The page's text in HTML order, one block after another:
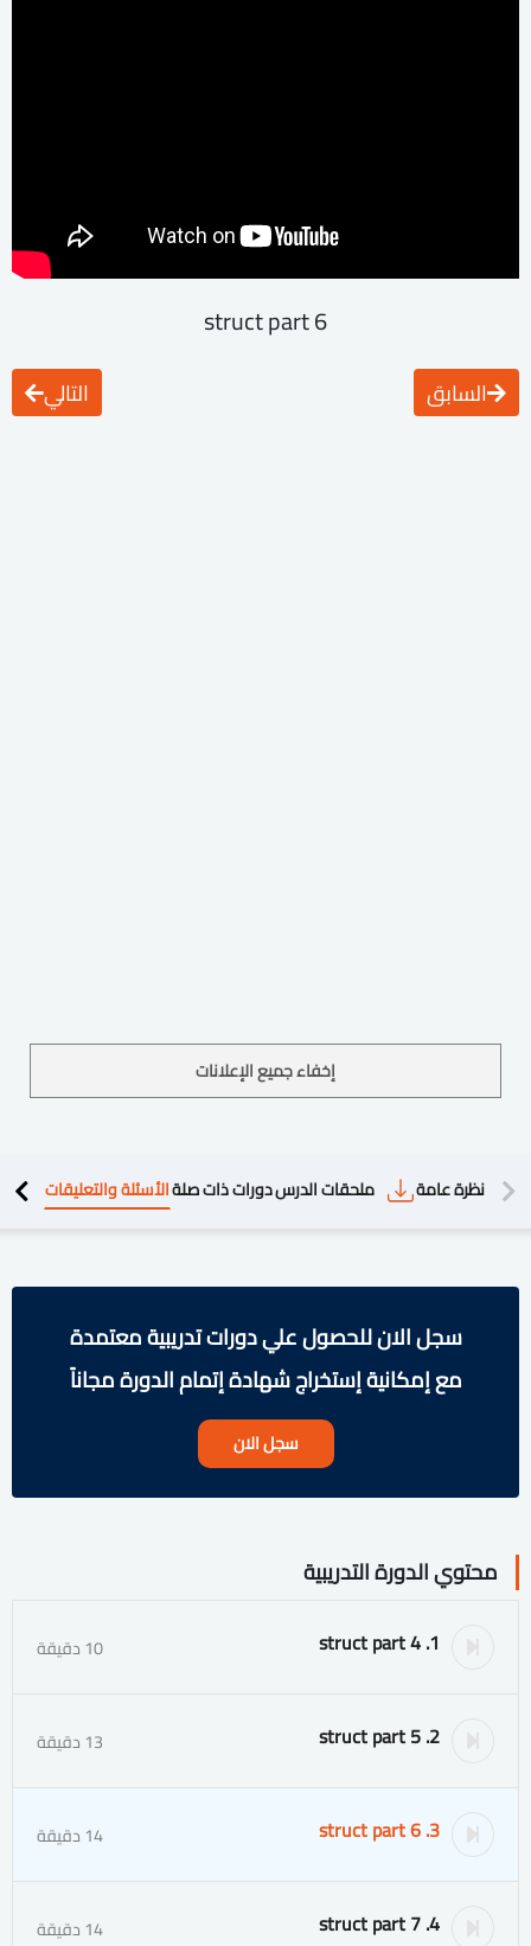
struct part 6
السابق التالي
إخفاء جميع الإعلانات
نظرة عامة ملحقات الدرسدورات ذات صلةالأسئلة والتعليقات
سجل الان للحصول علي دورات تدريبية معتمدة
مع إمكانية إستخراج شهادة إتمام الدورة مجاناً
سجل الان
محتوي الدورة التدريبية
1. struct part 4 10 دقيقة
2. struct part 5 13 دقيقة
3. struct part 6 14 دقيقة
4. struct part 7 14 دقيقة